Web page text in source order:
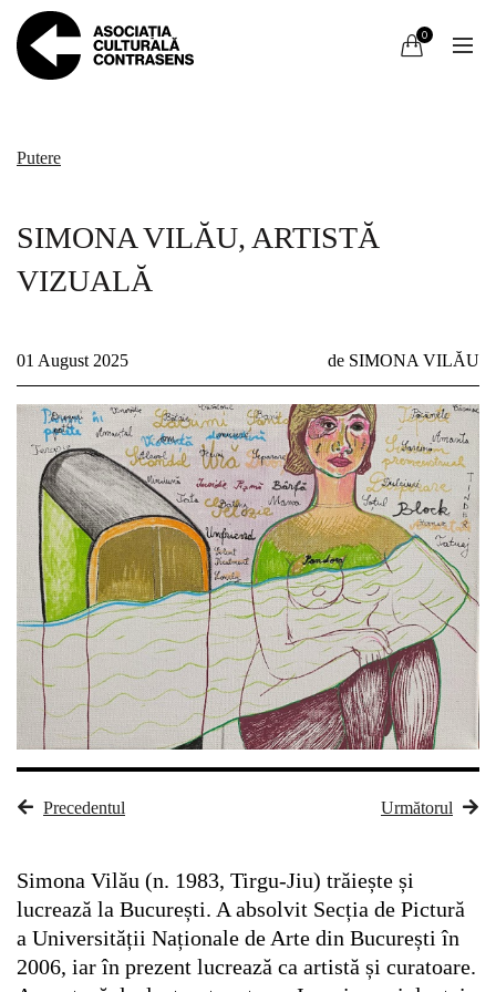
0
Putere
SIMONA VILĂU, ARTISTĂ
VIZUALĂ
01 August 2025 de SIMONA VILĂU
Precedentul Următorul
Simona Vilău (n. 1983, Tirgu-Jiu) trăiește și
lucrează la București. A absolvit Secția de Pictură
a Universității Naționale de Arte din București în
2006, iar în prezent lucrează ca artistă și curatoare.